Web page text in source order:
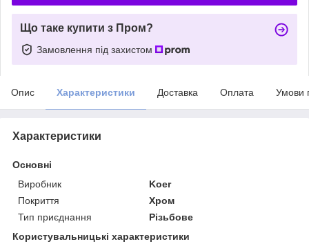
Що таке купити з Пром?
Замовлення під захистом
Опис Характеристики Доставка Оплата Умови
Характеристики
Основні
Виробник
Koer
Покриття
Хром
Тип приєднання
Різьбове
Користувальницькі характеристики